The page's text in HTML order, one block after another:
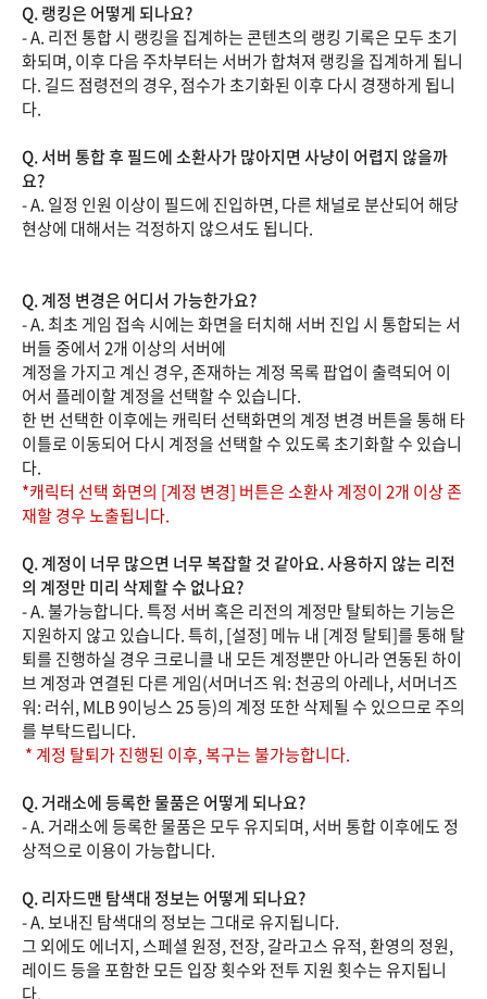
Q. 랭킹은 어떻게 되나요?
- A. 리전 통합 시 랭킹을 집계하는 콘텐츠의 랭킹 기록은 모두 초기
화되며, 이후 다음 주차부터는 서버가 합쳐져 랭킹을 집계하게 됩니
다. 길드 점령전의 경우, 점수가 초기화된 이후 다시 경쟁하게 됩니
다.
Q. 서버 통합 후 필드에 소환사가 많아지면 사냥이 어렵지 않을까
요?
- A. 일정 인원 이상이 필드에 진입하면, 다른 채널로 분산되어 해당
현상에 대해서는 걱정하지 않으셔도 됩니다.
Q. 계정 변경은 어디서 가능한가요?
- A. 최초 게임 접속 시에는 화면을 터치해 서버 진입 시 통합되는 서
버들 중에서 2개 이상의 서버에
계정을 가지고 계신 경우, 존재하는 계정 목록 팝업이 출력되어 이
어서 플레이할 계정을 선택할 수 있습니다.
한 번 선택한 이후에는 캐릭터 선택화면의 계정 변경 버튼을 통해 타
이틀로 이동되어 다시 계정을 선택할 수 있도록 초기화할 수 있습니
다.
*캐릭터 선택 화면의 [계정 변경] 버튼은 소환사 계정이 2개 이상 존
재할 경우 노출됩니다.
Q. 계정이 너무 많으면 너무 복잡할 것 같아요. 사용하지 않는 리전
의 계정만 미리 삭제할 수 없나요?
- A. 불가능합니다. 특정 서버 혹은 리전의 계정만 탈퇴하는 기능은
지원하지 않고 있습니다. 특히, [설정] 메뉴 내 [계정 탈퇴]를 통해 탈
퇴를 진행하실 경우 크로니클 내 모든 계정뿐만 아니라 연동된 하이
브 계정과 연결된 다른 게임(서머너즈 워: 천공의 아레나, 서머너즈
워: 러쉬, MLB 9이닝스 25 등)의 계정 또한 삭제될 수 있으므로 주의
를 부탁드립니다.
* 계정 탈퇴가 진행된 이후, 복구는 불가능합니다.
Q. 거래소에 등록한 물품은 어떻게 되나요?
- A. 거래소에 등록한 물품은 모두 유지되며, 서버 통합 이후에도 정
상적으로 이용이 가능합니다.
Q. 리자드맨 탐색대 정보는 어떻게 되나요?
- A. 보내진 탐색대의 정보는 그대로 유지됩니다.
그 외에도 에너지, 스페셜 원정, 전장, 갈라고스 유적, 환영의 정원,
레이드 등을 포함한 모든 입장 횟수와 전투 지원 횟수는 유지됩니
다.